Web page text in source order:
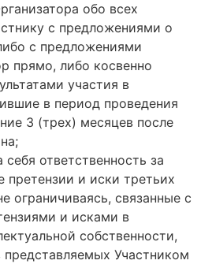
обо всех
с предложениями о
с предложениями
прямо, либо косвенно
участия в
в период проведения
3 (трех) месяцев после
себя ответственность за
и иски третьих
ограничиваясь, связанные с
и исками в
собственности,
представляемых Участником